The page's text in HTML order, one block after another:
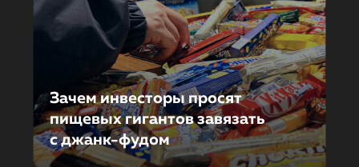
Зачем инвесторы просят
пищевых гигантов завязать
с джанк-фудом